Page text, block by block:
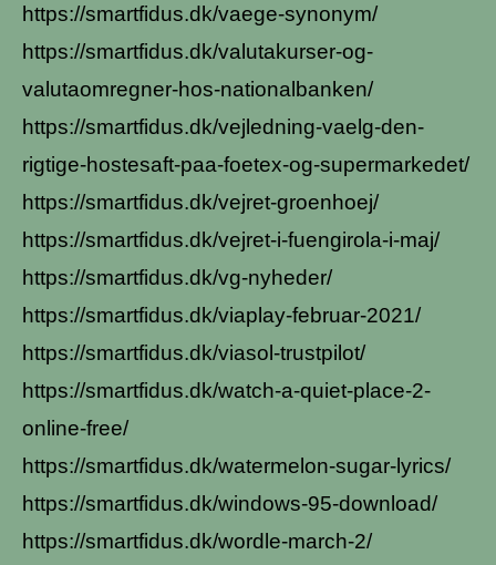
https://smartfidus.dk/vaege-synonym/
https://smartfidus.dk/valutakurser-og-
valutaomregner-hos-nationalbanken/
https://smartfidus.dk/vejledning-vaelg-den-
rigtige-hostesaft-paa-foetex-og-supermarkedet/
https://smartfidus.dk/vejret-groenhoej/
https://smartfidus.dk/vejret-i-fuengirola-i-maj/
https://smartfidus.dk/vg-nyheder/
https://smartfidus.dk/viaplay-februar-2021/
https://smartfidus.dk/viasol-trustpilot/
https://smartfidus.dk/watch-a-quiet-place-2-
online-free/
https://smartfidus.dk/watermelon-sugar-lyrics/
https://smartfidus.dk/windows-95-download/
https://smartfidus.dk/wordle-march-2/